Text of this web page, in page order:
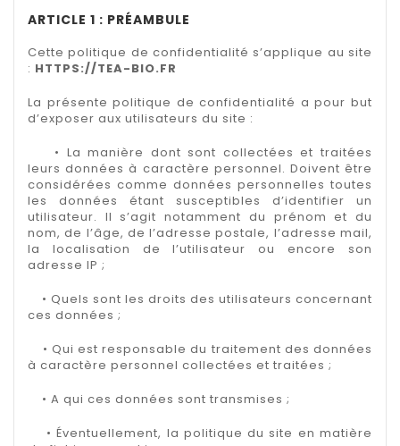
ARTICLE 1 : PRÉAMBULE
Cette politique de confidentialité s’applique au site
: HTTPS://TEA-BIO.FR
La présente politique de confidentialité a pour but
d’exposer aux utilisateurs du site :
• La manière dont sont collectées et traitées
leurs données à caractère personnel. Doivent être
considérées comme données personnelles toutes
les données étant susceptibles d’identifier un
utilisateur. Il s’agit notamment du prénom et du
nom, de l’âge, de l’adresse postale, l’adresse mail,
la localisation de l’utilisateur ou encore son
adresse IP ;
• Quels sont les droits des utilisateurs concernant
ces données ;
• Qui est responsable du traitement des données
à caractère personnel collectées et traitées ;
• A qui ces données sont transmises ;
• Éventuellement, la politique du site en matière